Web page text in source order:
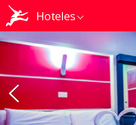
Hoteles